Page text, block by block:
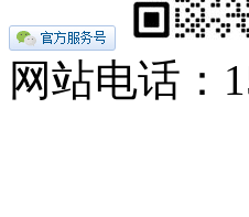
网站电话：